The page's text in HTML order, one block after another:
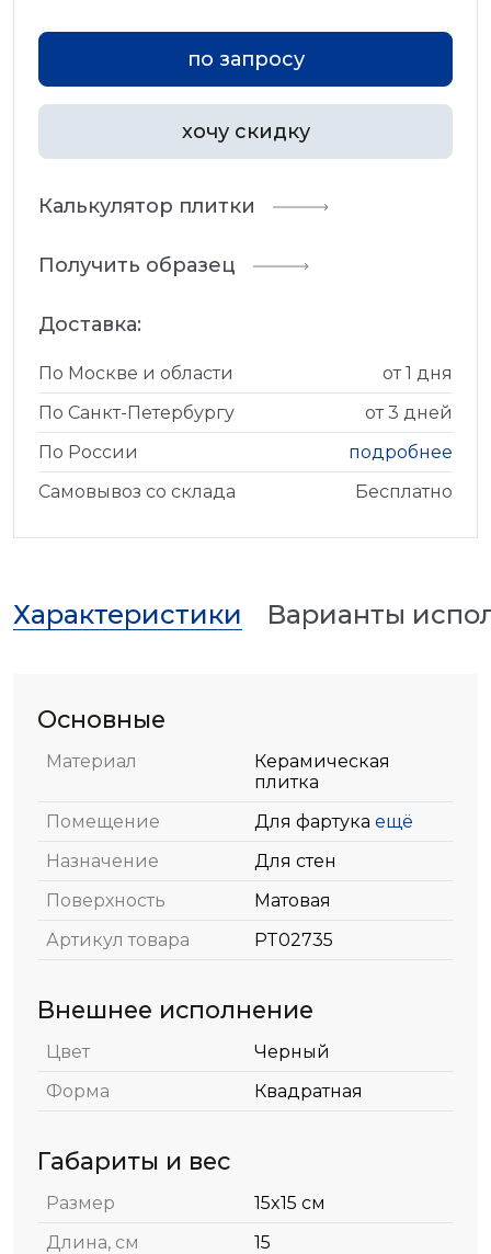
по запросу
хочу скидку
Калькулятор плитки
Получить образец
Доставка:
По Москве и области
от 1 дня
По Санкт-Петербургу
от 3 дней
По России
подробнее
Самовывоз со склада
Бесплатно
Характеристики Варианты
Основные
Материал
Керамическая
плитка
Помещение
Для фартука ещё
Назначение
Для стен
Поверхность
Матовая
Артикул товара
PT02735
Внешнее исполнение
Цвет
Черный
Форма
Квадратная
Габариты и вес
Размер
15x15 см
Длина, см
15